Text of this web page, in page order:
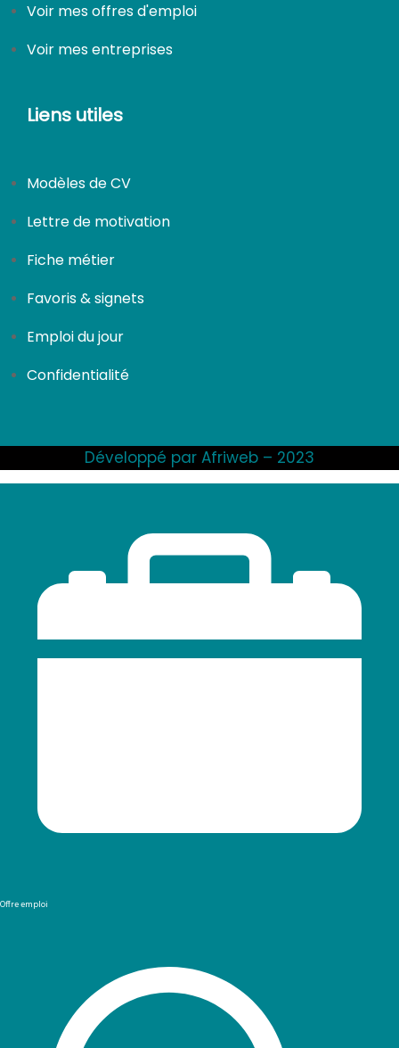
Voir mes offres d'emploi
Voir mes entreprises
Liens utiles
Modèles de CV
Lettre de motivation
Fiche métier
Favoris & signets
Emploi du jour
Confidentialité
Développé par Afriweb – 2023
Offre emploi